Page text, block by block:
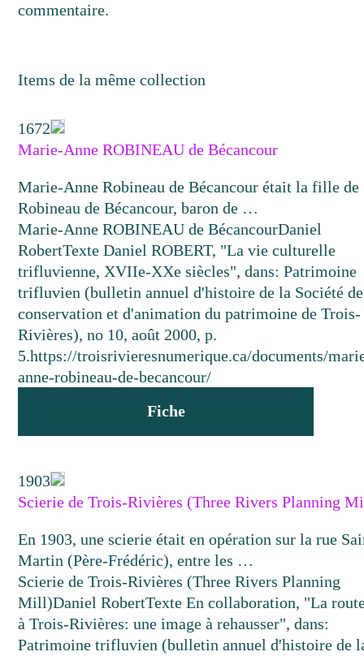
commentaire.
Items de la même collection
1672
Marie-Anne ROBINEAU de Bécancour
Marie-Anne Robineau de Bécancour était la fille de
Robineau de Bécancour, baron de …
Marie-Anne ROBINEAU de BécancourDaniel
RobertTexte Daniel ROBERT, "La vie culturelle
trifluvienne, XVIIe-XXe siècles", dans: Patrimoine
trifluvien (bulletin annuel d'histoire de la Société de
conservation et d'animation du patrimoine de Trois-
Rivières), no 10, août 2000, p.
5.https://troisrivieresnumerique.ca/documents/
anne-robineau-de-becancour/
Fiche
1903
Scierie de Trois-Rivières (Three Rivers Planning
En 1903, une scierie était en opération sur la rue
Martin (Père-Frédéric), entre les …
Scierie de Trois-Rivières (Three Rivers Planning
Mill)Daniel RobertTexte En collaboration, "La
à Trois-Rivières: une image à rehausser", dans:
Patrimoine trifluvien (bulletin annuel d'histoire de